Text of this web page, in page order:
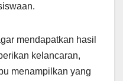
mendapatkan hasil
kelancaran,
menampilkan yang